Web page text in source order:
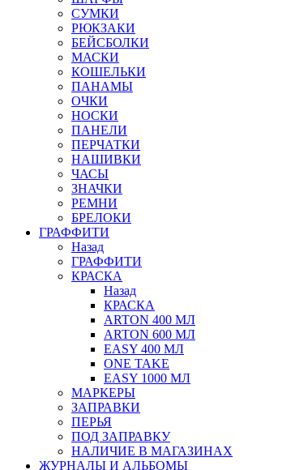
СУМКИ
РЮКЗАКИ
БЕЙСБОЛКИ
МАСКИ
КОШЕЛЬКИ
ПАНАМЫ
ОЧКИ
НОСКИ
ПАНЕЛИ
ПЕРЧАТКИ
НАШИВКИ
ЧАСЫ
ЗНАЧКИ
РЕМНИ
БРЕЛОКИ
ГРАФФИТИ
Назад
ГРАФФИТИ
КРАСКА
Назад
КРАСКА
ARTON 400 МЛ
ARTON 600 МЛ
EASY 400 МЛ
ONE TAKE
EASY 1000 МЛ
МАРКЕРЫ
ЗАПРАВКИ
ПЕРЬЯ
ПОД ЗАПРАВКУ
НАЛИЧИЕ В МАГАЗИНАХ
ЖУРНАЛЫ И АЛЬБОМЫ